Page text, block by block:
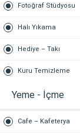
Fotoğraf Stüdyosu
Halı Yıkama
Hediye – Takı
Kuru Temizleme
Yeme - İçme
Cafe – Kafeterya